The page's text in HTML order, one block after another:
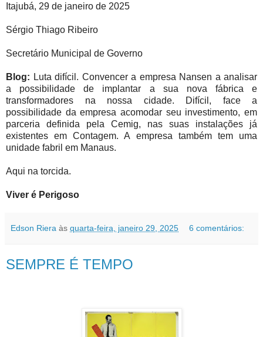
Itajubá, 29 de janeiro de 2025
Sérgio Thiago Ribeiro
Secretário Municipal de Governo
Blog: Luta difícil. Convencer a empresa Nansen a analisar
a possibilidade de implantar a sua nova fábrica e
transformadores na nossa cidade. Difícil, face a
possibilidade da empresa acomodar seu investimento, em
parceria definida pela Cemig, nas suas instalações já
existentes em Contagem. A empresa também tem uma
unidade fabril em Manaus.
Aqui na torcida.
Viver é Perigoso
Edson Riera às quarta-feira, janeiro 29, 2025 6 comentários:
SEMPRE É TEMPO